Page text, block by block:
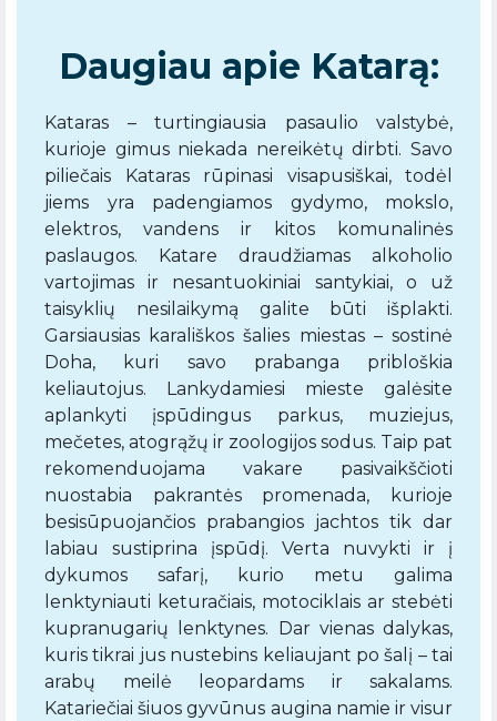
Daugiau apie Katarą:
Kataras – turtingiausia pasaulio valstybė,
kurioje gimus niekada nereikėtų dirbti. Savo
piliečais Kataras rūpinasi visapusiškai, todėl
jiems yra padengiamos gydymo, mokslo,
elektros, vandens ir kitos komunalinės
paslaugos. Katare draudžiamas alkoholio
vartojimas ir nesantuokiniai santykiai, o už
taisyklių nesilaikymą galite būti išplakti.
Garsiausias karališkos šalies miestas – sostinė
Doha, kuri savo prabanga pribloškia
keliautojus. Lankydamiesi mieste galėsite
aplankyti įspūdingus parkus, muziejus,
mečetes, atogrąžų ir zoologijos sodus. Taip pat
rekomenduojama vakare pasivaikščioti
nuostabia pakrantės promenada, kurioje
besisūpuojančios prabangios jachtos tik dar
labiau sustiprina įspūdį. Verta nuvykti ir į
dykumos safarį, kurio metu galima
lenktyniauti keturačiais, motociklais ar stebėti
kupranugarių lenktynes. Dar vienas dalykas,
kuris tikrai jus nustebins keliaujant po šalį – tai
arabų meilė leopardams ir sakalams.
Katariečiai šiuos gyvūnus augina namie ir visur